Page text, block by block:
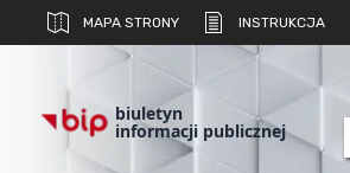
MAPA STRONY INSTRUKCJA
biuletyn
informacji publicznej